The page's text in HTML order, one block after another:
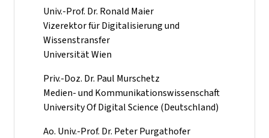
Univ.-Prof. Dr. Ronald Maier
Vizerektor für Digitalisierung und
Wissenstransfer
Universität Wien
Priv.-Doz. Dr. Paul Murschetz
Medien- und Kommunikationswissenschaft
University Of Digital Science (Deutschland)
Ao. Univ.-Prof. Dr. Peter Purgathofer